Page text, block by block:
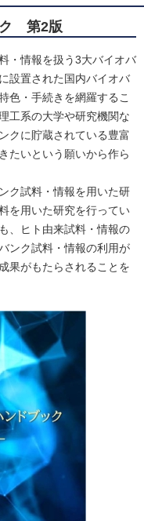
ク 第2版
・情報を扱う3大バイオバ
設置された国内バイオバ
色・手続きを網羅するこ
工系の大学や研究機関な
クに貯蔵されている豊富
たいという願いから作ら
ク試料・情報を用いた研
を用いた研究を行ってい
、ヒト由来試料・情報の
ンク試料・情報の利用が
果がもたらされることを